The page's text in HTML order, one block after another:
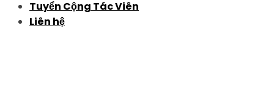
Tuyển Cộng Tác Viên
Liên hệ